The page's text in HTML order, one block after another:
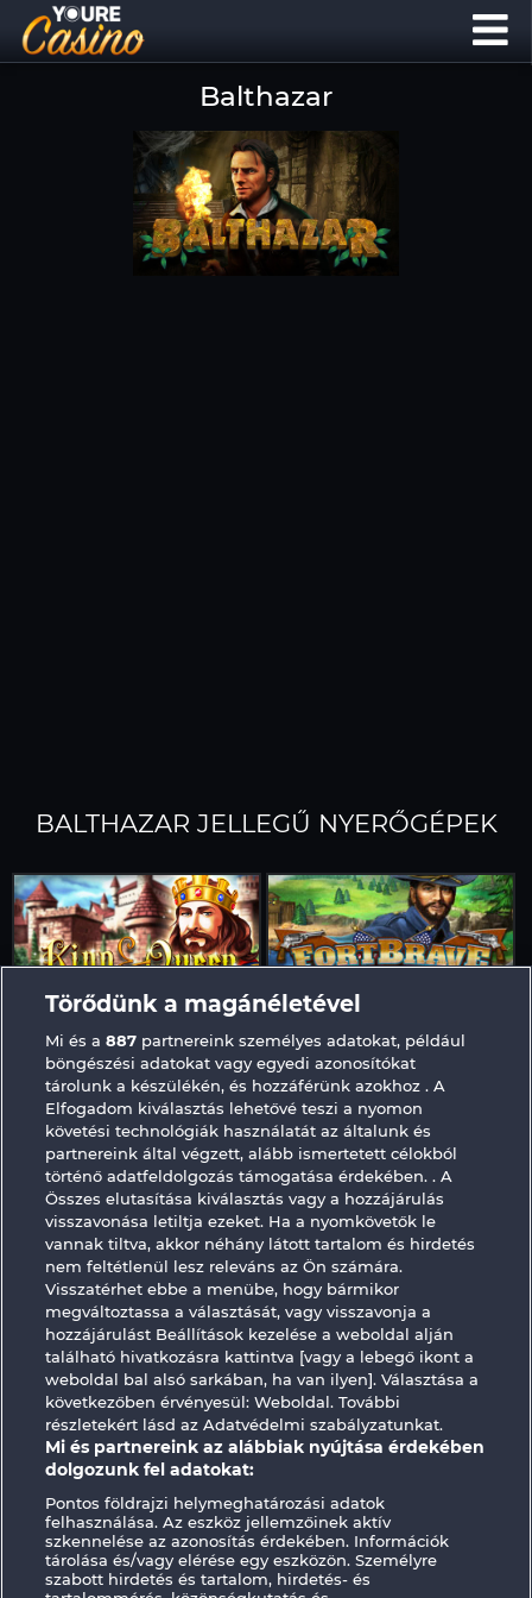
Balthazar
BALTHAZAR JELLEGŰ NYERŐGÉPEK
Roman Legion Texas Tycoon
Részvételi feltételek
Adatkezelési tájékoztató Impresszum
Visszavonási kérelem benyújtása
Törődünk a magánéletével
Mi és a887 partnereink személyes adatokat, például
böngészési adatokat vagy egyedi azonosítókat
tárolunk a készülékén, és hozzáférünk azokhoz . A
Elfogadom kiválasztás lehetővé teszi a nyomon
követési technológiák használatát az általunk és
partnereink által végzett, alább ismertetett célokból
történő adatfeldolgozás támogatása érdekében. . A
Összes elutasítása kiválasztás vagy a hozzájárulás
visszavonása letiltja ezeket. Ha a nyomkövetők le
vannak tiltva, akkor néhány látott tartalom és hirdetés
nem feltétlenül lesz releváns az Ön számára.
Visszatérhet ebbe a menübe, hogy bármikor
megváltoztassa a választását, vagy visszavonja a
hozzájárulást Beállítások kezelése a weboldal alján
található hivatkozásra kattintva [vagy a lebegő ikont a
weboldal bal alsó sarkában, ha van ilyen]. Választása a
következőben érvényesül: Weboldal. További
részletekért lásd az Adatvédelmi szabályzatunkat.
Mi és partnereink az alábbiak nyújtása érdekében
dolgozunk fel adatokat:
Pontos földrajzi helymeghatározási adatok
felhasználása. Az eszköz jellemzőinek aktív
szkennelése az azonosítás érdekében. Információk
tárolása és/vagy elérése egy eszközön. Személyre
szabott hirdetés és tartalom, hirdetés- és